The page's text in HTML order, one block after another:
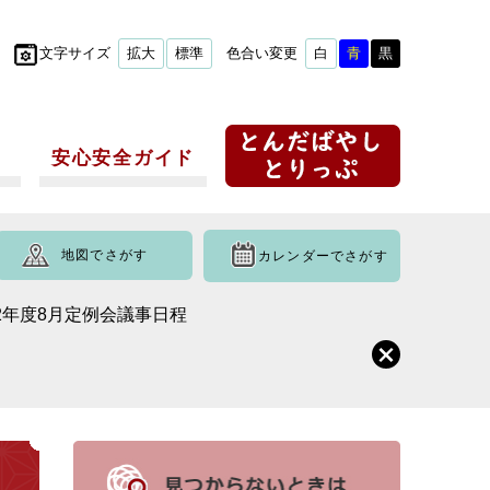
文字サイズ 拡大 標準 色合い変更 白 青 黒
安心安全ガイド
地図でさがす カレンダーでさがす
度8月定例会議事日程